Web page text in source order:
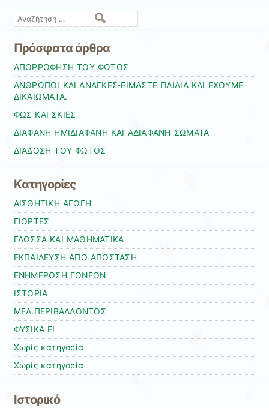
Αναζήτηση
Πρόσφατα άρθρα
ΑΠΟΡΡΟΦΗΣΗ ΤΟΥ ΦΩΤΟΣ
ΑΝΘΡΩΠΟΙ ΚΑΙ ΑΝΑΓΚΕΣ-ΕΙΜΑΣΤΕ ΠΑΙΔΙΑ ΚΑΙ ΕΧΟΥΜΕ
ΔΙΚΑΙΩΜΑΤΑ.
ΦΩΣ ΚΑΙ ΣΚΙΕΣ
ΔΙΑΦΑΝΗ ΗΜΙΔΙΑΦΑΝΗ ΚΑΙ ΑΔΙΑΦΑΝΗ ΣΩΜΑΤΑ
ΔΙΑΔΟΣΗ ΤΟΥ ΦΩΤΟΣ
Kατηγορίες
ΑΙΣΘΗΤΙΚΗ ΑΓΩΓΗ
ΓΙΟΡΤΕΣ
ΓΛΩΣΣΑ ΚΑΙ ΜΑΘΗΜΑΤΙΚΑ
ΕΚΠΑΙΔΕΥΣΗ ΑΠΟ ΑΠΟΣΤΑΣΗ
ΕΝΗΜΕΡΩΣΗ ΓΟΝΕΩΝ
ΙΣΤΟΡΙΑ
ΜΕΛ.ΠΕΡΙΒΑΛΛΟΝΤΟΣ
ΦΥΣΙΚΑ Ε!
Χωρίς κατηγορία
Χωρίς κατηγορία
Ιστορικό